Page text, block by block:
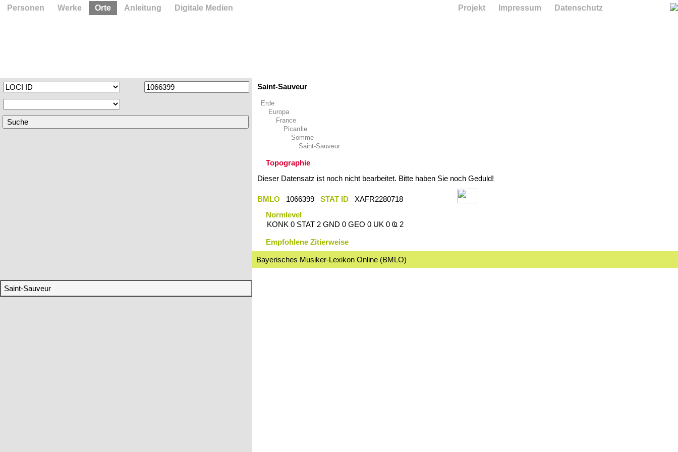
Saint-Sauveur
Saint-Sauveur
Erde
Europa
France
Picardie
Somme
Saint-Sauveur
Topographie
Dieser Datensatz ist noch nicht bearbeitet. Bitte haben Sie noch Geduld!
BMLO 1066399 STAT ID
XAFR2280718
Normlevel
KONK 0 STAT 2 GND 0 GEO 0 UK 0 Ҩ 2
Empfohlene Zitierweise
Bayerisches Musiker-Lexikon Online (BMLO)
Personen Werke Orte Anleitung Digitale Medien Projekt Impressum Datenschutz